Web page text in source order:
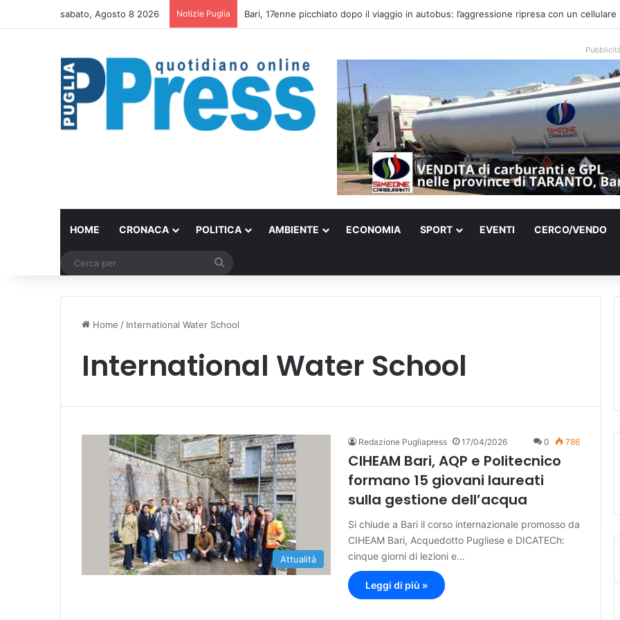
sabato, Agosto 8 2026 Notizie Puglia Un set internazionale arriva sulla costa di Mattinata: scattano i divieti alla Baia dei
HOME CRONACA POLITICA AMBIENTE ECONOMIA SPORT EVENTI CERCO/VENDO
Home / International Water School
International Water School
Attualità
Redazione Pugliapress 17/04/2026 0 786
CIHEAM Bari, AQP e Politecnico
formano 15 giovani laureati
sulla gestione dell’acqua
Si chiude a Bari il corso internazionale promosso da
CIHEAM Bari, Acquedotto Pugliese e DICATECh:
cinque giorni di lezioni e…
Leggi di più »